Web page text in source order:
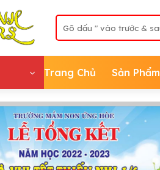
Tìm
kiếm:
Trang Chủ Sản Phẩm